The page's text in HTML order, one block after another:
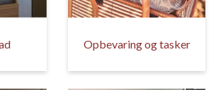
Opbevaring og tasker